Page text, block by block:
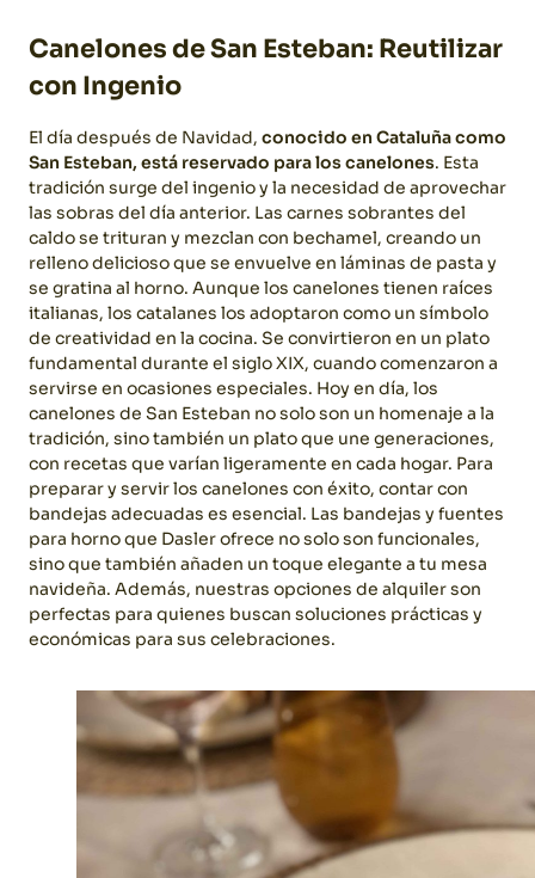
Canelones de San Esteban: Reutilizar
con Ingenio
El día después de Navidad, conocido en Cataluña como
San Esteban, está reservado para los canelones. Esta
tradición surge del ingenio y la necesidad de aprovechar
las sobras del día anterior. Las carnes sobrantes del
caldo se trituran y mezclan con bechamel, creando un
relleno delicioso que se envuelve en láminas de pasta y
se gratina al horno. Aunque los canelones tienen raíces
italianas, los catalanes los adoptaron como un símbolo
de creatividad en la cocina. Se convirtieron en un plato
fundamental durante el siglo XIX, cuando comenzaron a
servirse en ocasiones especiales. Hoy en día, los
canelones de San Esteban no solo son un homenaje a la
tradición, sino también un plato que une generaciones,
con recetas que varían ligeramente en cada hogar. Para
preparar y servir los canelones con éxito, contar con
bandejas adecuadas es esencial. Las bandejas y fuentes
para horno que Dasler ofrece no solo son funcionales,
sino que también añaden un toque elegante a tu mesa
navideña. Además, nuestras opciones de alquiler son
perfectas para quienes buscan soluciones prácticas y
económicas para sus celebraciones.